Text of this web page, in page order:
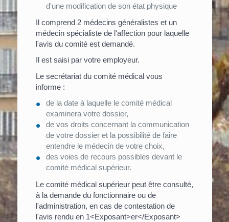
d'une modification de son état physique
Il comprend 2 médecins généralistes et un
médecin spécialiste de l'affection pour laquelle
l'avis du comité est demandé.
Il est saisi par votre employeur.
Le secrétariat du comité médical vous
informe :
de la date à laquelle le comité médical
examinera votre dossier,
de vos droits concernant la communication
de votre dossier et la possibilité de faire
entendre le médecin de votre choix,
des voies de recours possibles devant le
comité médical supérieur.
Le comité médical supérieur peut être consulté,
à la demande du fonctionnaire ou de
l'administration, en cas de contestation de
l'avis rendu en 1<Exposant>er</Exposant>